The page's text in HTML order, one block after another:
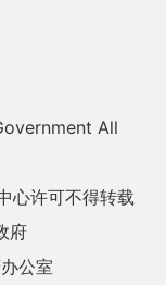
All
心许可不得转载
府
公室